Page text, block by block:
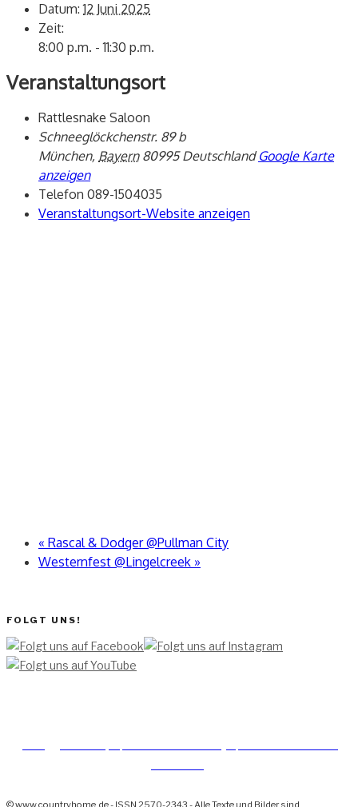
Datum: 12 Juni 2025
Zeit:
8:00 p.m. - 11:30 p.m.
Veranstaltungsort
Rattlesnake Saloon
Schneeglöckchenstr. 89 b
München, Bayern 80995 Deutschland Google Karte
anzeigen
Telefon 089-1504035
Veranstaltungsort-Website anzeigen
« Rascal & Dodger @Pullman City
Westernfest @Lingelcreek »
FOLGT UNS!